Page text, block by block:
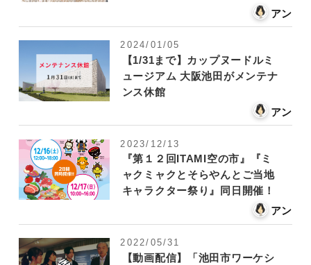
アン
2024/01/05
【1/31まで】カップヌードルミ
ュージアム 大阪池田がメンテナ
ンス休館
アン
2023/12/13
『第１２回ITAMI空の市』『ミ
ャクミャクとそらやんとご当地
キャラクター祭り』同日開催！
アン
2022/05/31
【動画配信】「池田市ワーケシ